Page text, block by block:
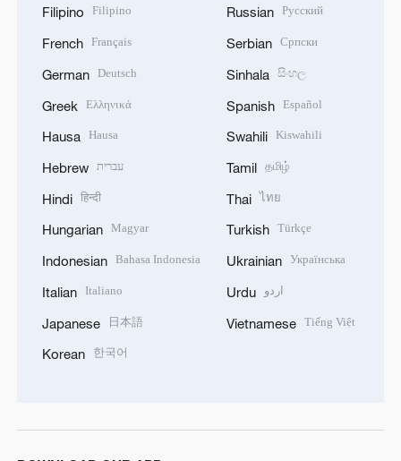
Filipino Filipino
French Français
German Deutsch
Greek Ελληνικά
Hausa Hausa
Hebrew עברית
Hindi हिन्दी
Hungarian Magyar
Indonesian Bahasa Indonesia
Italian Italiano
Japanese 日本語
Korean 한국어
Russian Русский
Serbian Српски
Sinhala සිංහල
Spanish Español
Swahili Kiswahili
Tamil தமிழ்
Thai ไทย
Turkish Türkçe
Ukrainian Українська
Urdu اردو
Vietnamese Tiếng Việt